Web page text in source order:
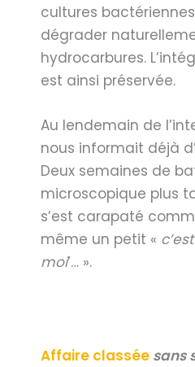
cultures
dégrader
hydrocarbures.
est ainsi préservée.
Au lendemain de
nous informait déjà
Deux semaines de
microscopique plus
s’est carapaté
même un petit «
moi‘… ».
Affaire classée sans